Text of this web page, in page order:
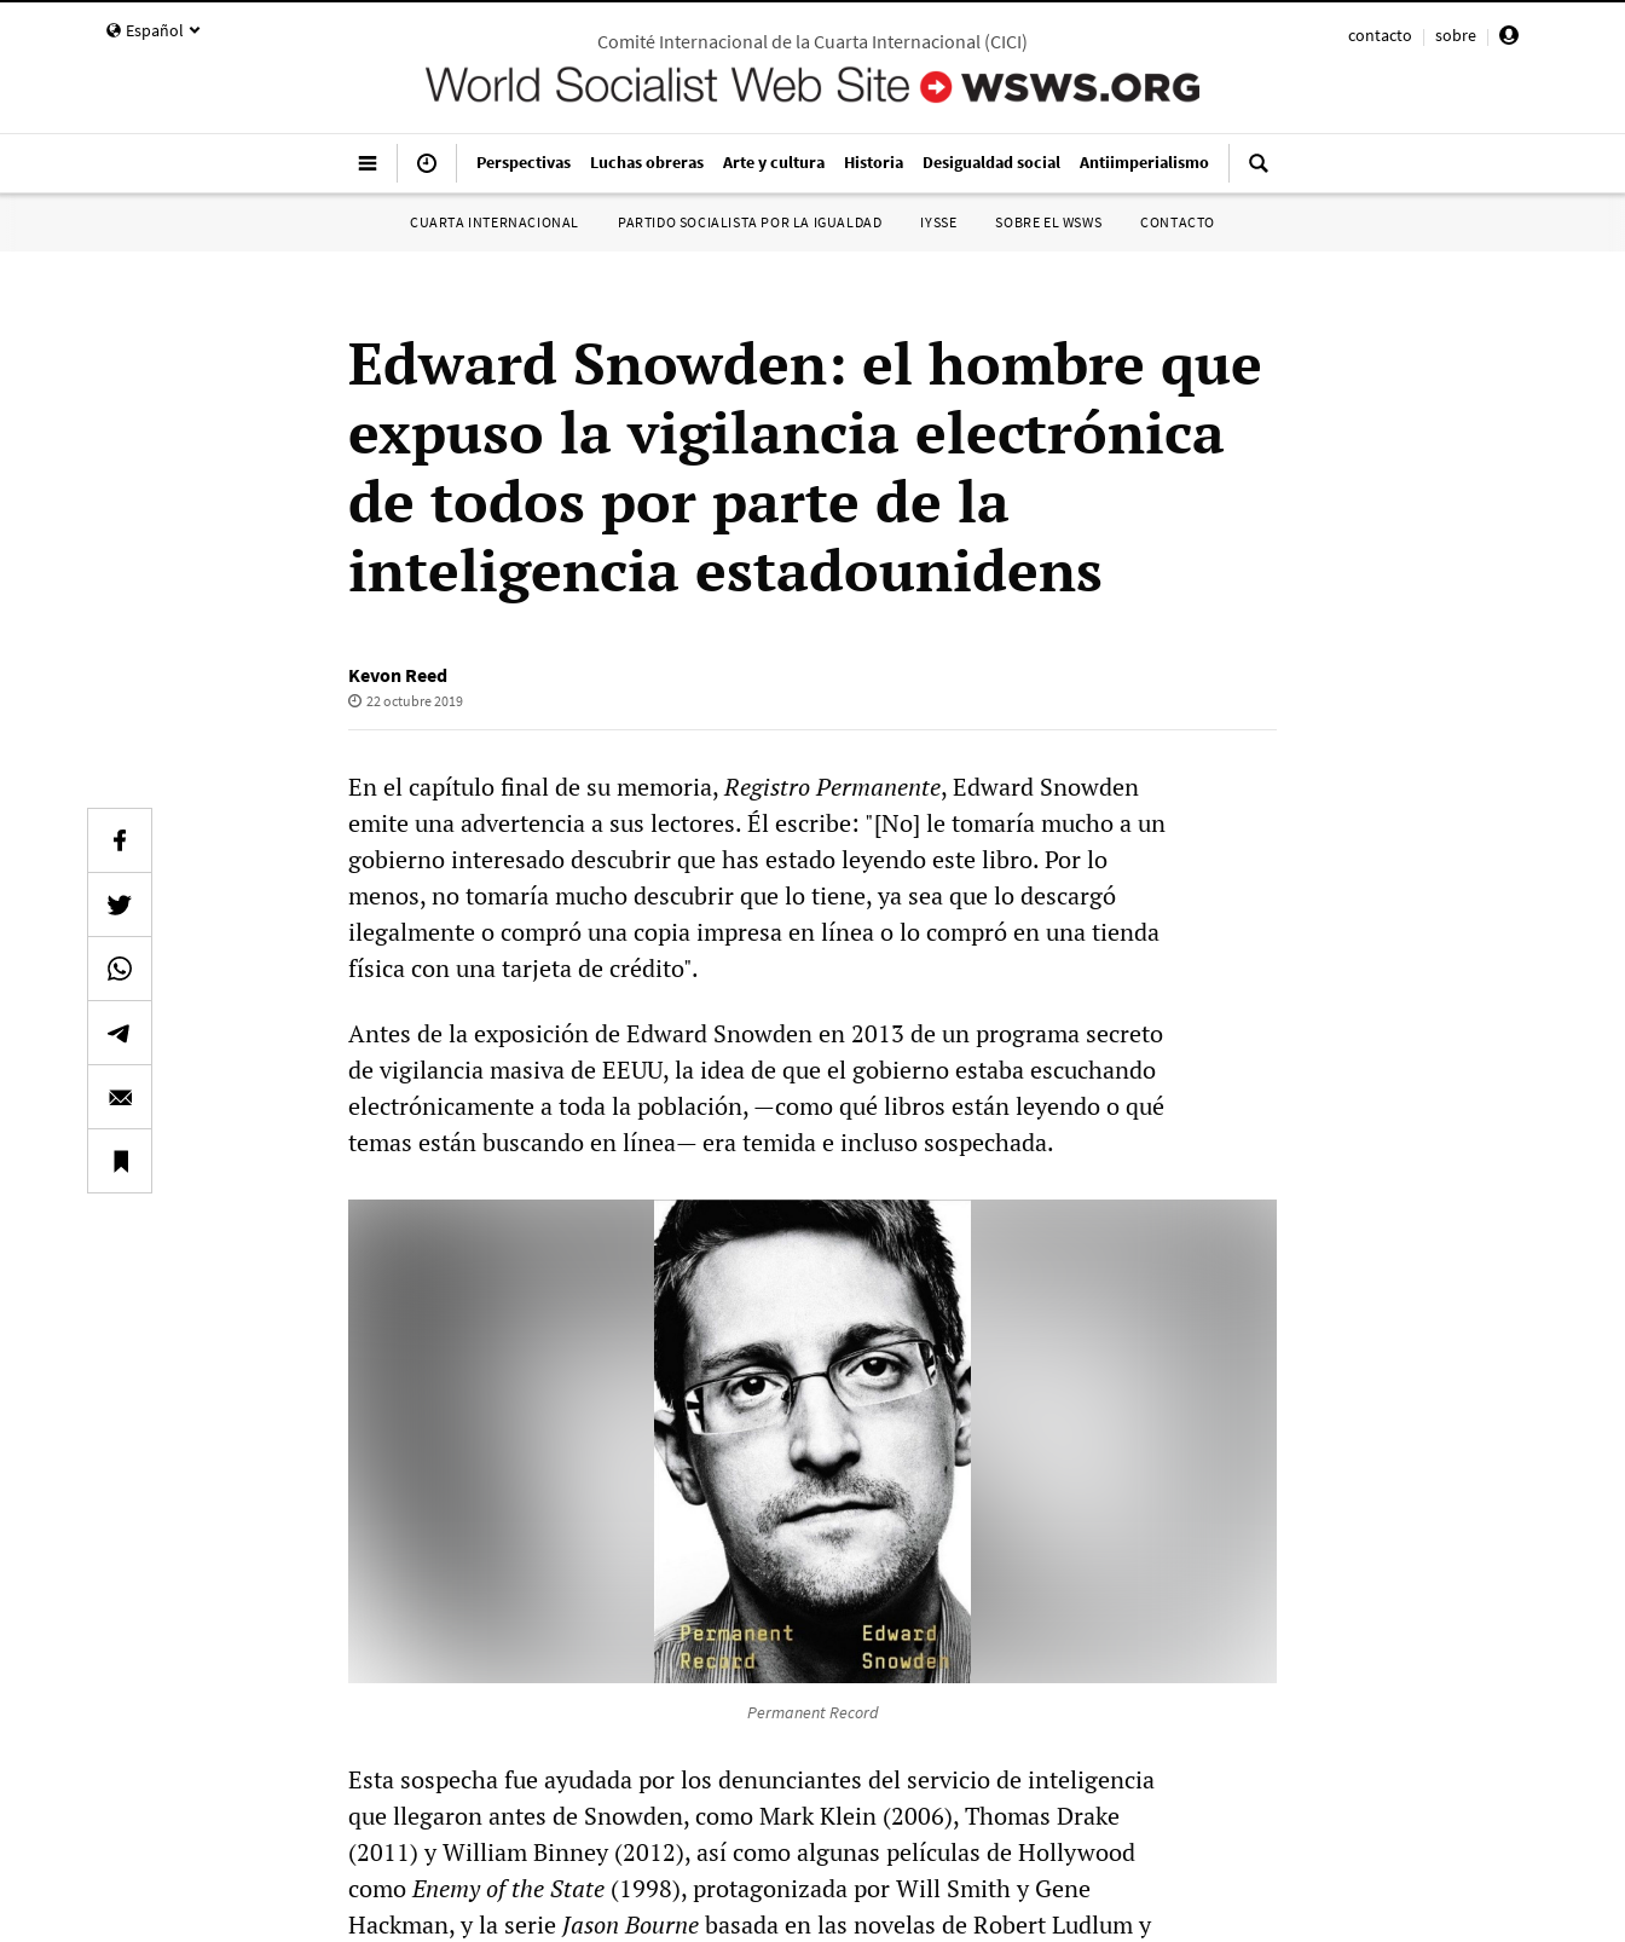
Español contacto | sobre |
Comité Internacional de la Cuarta Internacional (CICI)
Perspectivas Luchas obreras Arte y cultura Historia Desigualdad social Antiimperialismo
CUARTA INTERNACIONAL PARTIDO SOCIALISTA POR LA IGUALDAD IYSSE SOBRE EL WSWS CONTACTO
Edward Snowden: el hombre que
expuso la vigilancia electrónica
de todos por parte de la
inteligencia estadounidens
Kevon Reed
22 octubre 2019
En el capítulo final de su memoria,Registro Permanente, Edward Snowden
emite una advertencia a sus lectores. Él escribe: "[No] le tomaría mucho a un
gobierno interesado descubrir que has estado leyendo este libro. Por lo
menos, no tomaría mucho descubrir que lo tiene, ya sea que lo descargó
ilegalmente o compró una copia impresa en línea o lo compró en una tienda
física con una tarjeta de crédito".
Antes de la exposición de Edward Snowden en 2013 de un programa secreto
de vigilancia masiva de EEUU, la idea de que el gobierno estaba escuchando
electrónicamente a toda la población, —como qué libros están leyendo o qué
temas están buscando en línea— era temida e incluso sospechada.
Permanent Record
Esta sospecha fue ayudada por los denunciantes del servicio de inteligencia
que llegaron antes de Snowden, como Mark Klein (2006), Thomas Drake
(2011) y William Binney (2012), así como algunas películas de Hollywood
comoEnemy of the State (1998), protagonizada por Will Smith y Gene
Hackman, y la serie Jason Bournebasada en las novelas de Robert Ludlum y